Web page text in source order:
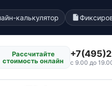
калькулятор
Рассчитайте
стоимость онлайн
с 9.00 до